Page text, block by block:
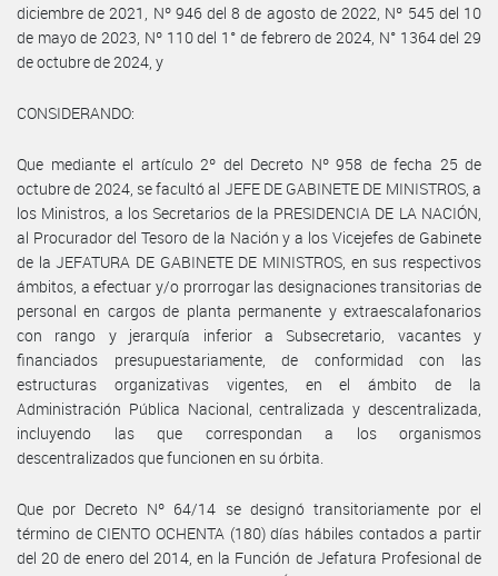
diciembre de 2021, Nº 946 del 8 de agosto de 2022, Nº 545 del 10
de mayo de 2023, Nº 110 del 1° de febrero de 2024, N° 1364 del 29
de octubre de 2024, y
CONSIDERANDO:
Que mediante el artículo 2º del Decreto Nº 958 de fecha 25 de
octubre de 2024, se facultó al JEFE DE GABINETE DE MINISTROS, a
los Ministros, a los Secretarios de la PRESIDENCIA DE LA NACIÓN,
al Procurador del Tesoro de la Nación y a los Vicejefes de Gabinete
de la JEFATURA DE GABINETE DE MINISTROS, en sus respectivos
ámbitos, a efectuar y/o prorrogar las designaciones transitorias de
personal en cargos de planta permanente y extraescalafonarios
con rango y jerarquía inferior a Subsecretario, vacantes y
financiados presupuestariamente, de conformidad con las
estructuras organizativas vigentes, en el ámbito de la
Administración Pública Nacional, centralizada y descentralizada,
incluyendo las que correspondan a los organismos
descentralizados que funcionen en su órbita.
Que por Decreto Nº 64/14 se designó transitoriamente por el
término de CIENTO OCHENTA (180) días hábiles contados a partir
del 20 de enero del 2014, en la Función de Jefatura Profesional de